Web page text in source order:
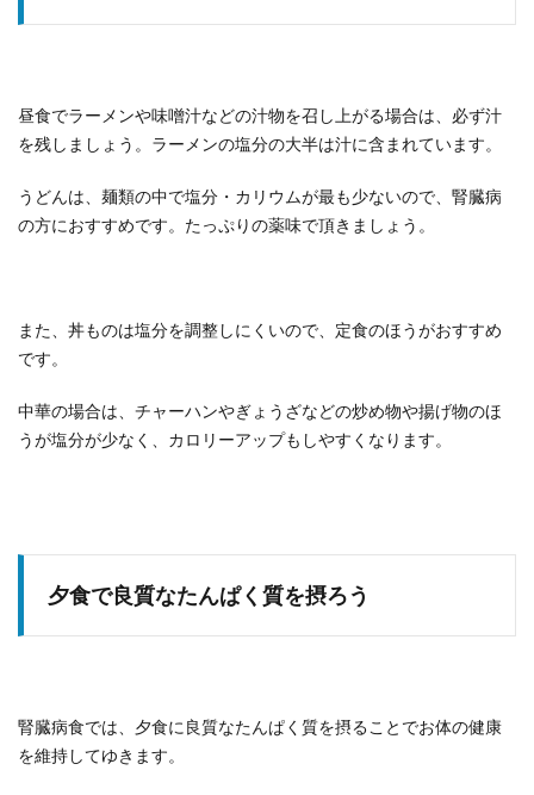
昼食でラーメンや味噌汁などの汁物を召し上がる場合は、必ず汁
を残しましょう。ラーメンの塩分の大半は汁に含まれています。
うどんは、麺類の中で塩分・カリウムが最も少ないので、腎臓病
の方におすすめです。たっぷりの薬味で頂きましょう。
また、丼ものは塩分を調整しにくいので、定食のほうがおすすめ
です。
中華の場合は、チャーハンやぎょうざなどの炒め物や揚げ物のほ
うが塩分が少なく、カロリーアップもしやすくなります。
夕食で良質なたんぱく質を摂ろう
腎臓病食では、夕食に良質なたんぱく質を摂ることでお体の健康
を維持してゆきます。